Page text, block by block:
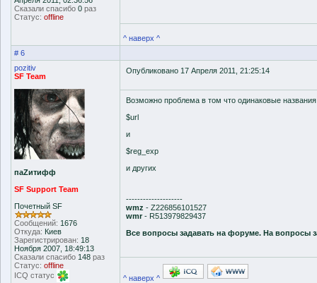
Сказали спасибо 0 раз
Статус: offline
^ наверх ^
# 6
pozitiv
SF Team
паZитифф
SF Support Team
Почетный SF
Сообщений: 1676
Откуда: Киев
Зарегистрирован: 18
Ноября 2007, 18:49:13
Сказали спасибо 148 раз
Статус: offline
ICQ статус
Опубликовано 17 Апреля 2011, 21:25:14
Возможно проблема в том что одинаковые
$url
и
$reg_exp
и других
--------------------
wmz - Z226856101527
wmr- R513979829437
Все вопросы задавать на форуме. На вопросы
^ наверх ^